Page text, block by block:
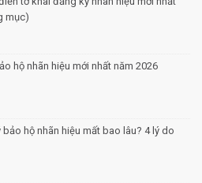
mục)
hộ nhãn hiệu mới nhất năm 2026
hộ nhãn hiệu mất bao lâu? 4 lý do